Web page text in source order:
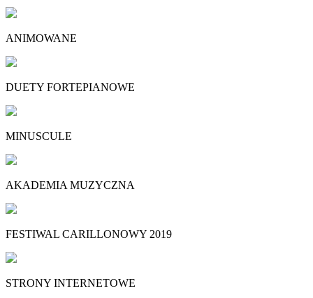
ANIMOWANE
DUETY FORTEPIANOWE
MINUSCULE
AKADEMIA MUZYCZNA
FESTIWAL CARILLONOWY 2019
STRONY INTERNETOWE